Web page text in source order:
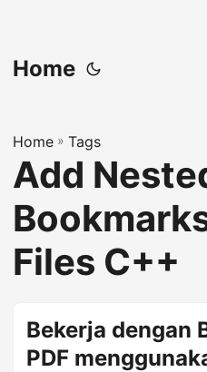
Home
Home » Tags
Add
Files C++
Bekerja dengan
PDF